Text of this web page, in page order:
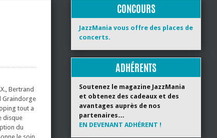
Bertrand
Graindorge
tout a
disque
du
CONCOURS
JazzMania vous offre des places de
concerts.
ADHÉRENTS
Soutenez le magazine JazzMania
et obtenez des cadeaux et des
avantages auprès de nos
partenaires…
EN DEVENANT ADHÉRENT !